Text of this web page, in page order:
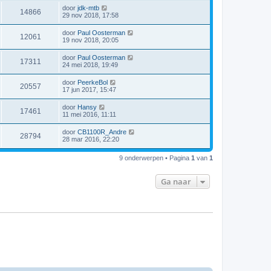
14866 door jdk-mtb
29 nov 2018, 17:58
12061 door Paul Oosterman
19 nov 2018, 20:05
17311 door Paul Oosterman
24 mei 2018, 19:49
20557 door PeerkeBol
17 jun 2017, 15:47
17461 door Hansy
11 mei 2016, 11:11
28794 door CB1100R_Andre
28 mar 2016, 22:20
9 onderwerpen • Pagina 1 van 1
Ga naar